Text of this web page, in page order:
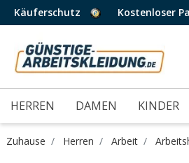
Käuferschutz Kostenloser
HERREN DAMEN KINDER
Zuhause Herren Arbeit